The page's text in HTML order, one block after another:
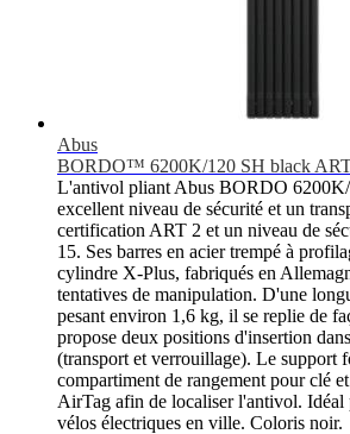
Abus
BORDO™ 6200K/120 SH black
L'antivol pliant Abus BORDO 6200K/
excellent niveau de sécurité et un
certification ART 2 et un niveau de
15. Ses barres en acier trempé à
cylindre X-Plus, fabriqués en
tentatives de manipulation. D'une
pesant environ 1,6 kg, il se replie de
propose deux positions d'insertion
(transport et verrouillage). Le support
compartiment de rangement pour clé
AirTag afin de localiser l'antivol. Idéal
vélos électriques en ville. Coloris noir.